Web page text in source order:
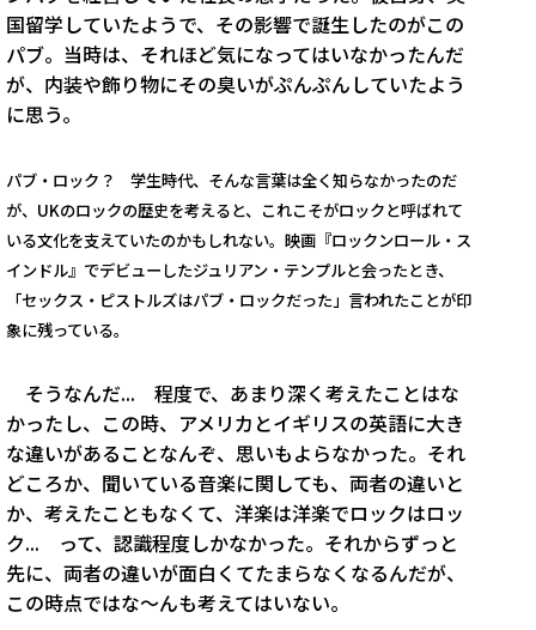
国留学していたようで、その影響で誕生したのがこの
パブ。当時は、それほど気になってはいなかったんだ
が、内装や飾り物にその臭いがぷんぷんしていたよう
に思う。
パブ・ロック？ 学生時代、そんな言葉は全く知らなかったのだ
が、UKのロックの歴史を考えると、これこそがロックと呼ばれて
いる文化を支えていたのかもしれない。映画『ロックンロール・ス
インドル』でデビューしたジュリアン・テンプルと会ったとき、
「セックス・ピストルズはパブ・ロックだった」言われたことが印
象に残っている。
そうなんだ... 程度で、あまり深く考えたことはな
かったし、この時、アメリカとイギリスの英語に大き
な違いがあることなんぞ、思いもよらなかった。それ
どころか、聞いている音楽に関しても、両者の違いと
か、考えたこともなくて、洋楽は洋楽でロックはロッ
ク... って、認識程度しかなかった。それからずっと
先に、両者の違いが面白くてたまらなくなるんだが、
この時点ではな〜んも考えてはいない。